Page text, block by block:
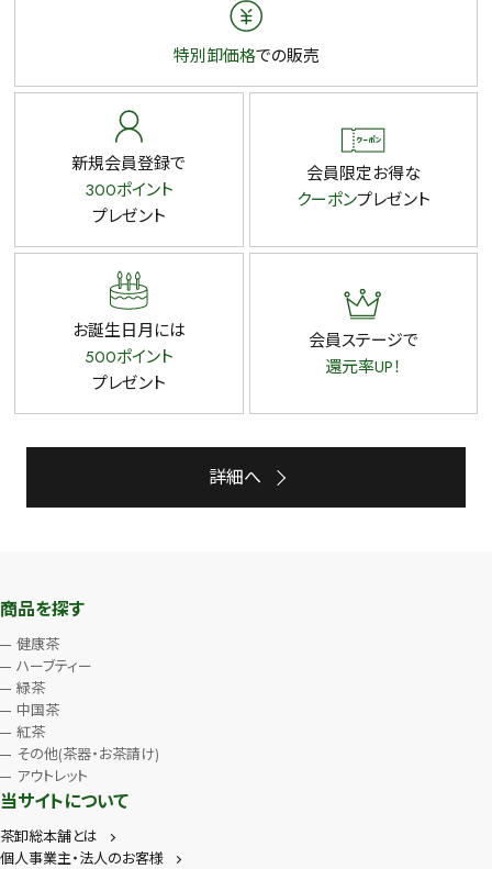
特別卸価格での販売
新規会員登録で
300ポイント
プレゼント
会員限定お得な
クーポンプレゼント
お誕生日月には
500ポイント
プレゼント
会員ステージで
還元率UP！
詳細へ
商品を探す
健康茶
ハーブティー
緑茶
中国茶
紅茶
その他(茶器・お茶請け)
アウトレット
当サイトについて
茶卸総本舗とは
個人事業主・法人のお客様